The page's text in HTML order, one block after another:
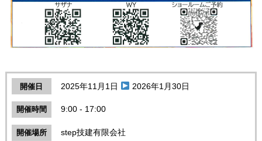
開催日 2025年11月1日 2026年1月30日
開催時間 9:00 - 17:00
開催場所 step技建有限会社